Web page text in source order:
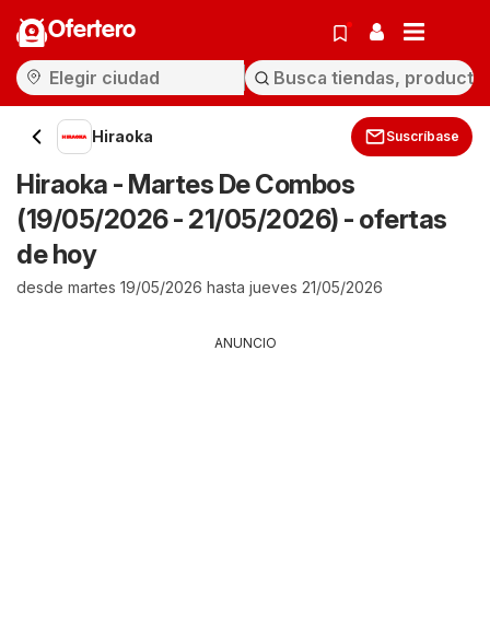
Ofertero
Hiraoka Suscríbase
Hiraoka - Martes De Combos
(19/05/2026 - 21/05/2026) - ofertas
de hoy
desde martes 19/05/2026 hasta jueves 21/05/2026
ANUNCIO